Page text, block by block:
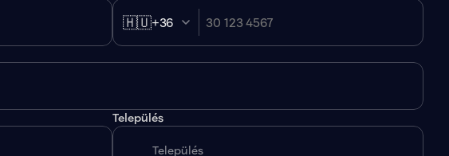
🇭🇺+36
Település